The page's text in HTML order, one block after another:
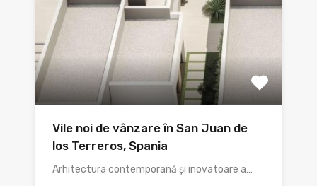
Vile noi de vânzare în San Juan de
los Terreros, Spania
Arhitectura contemporană și inovatoare a…